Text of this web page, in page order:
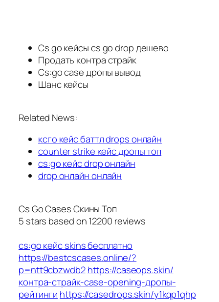
Cs go кейсы cs go drop дешево
Продать контра страйк
Cs:go case дропы вывод
Шанс кейсы
Related News:
ксго кейс баттл drops онлайн
counter strike кейс дропы топ
cs:go кейс drop онлайн
drop онлайн онлайн
Cs Go Cases Скины Топ
5 stars based on12200 reviews
cs:go кейс skins бесплатно
https://bestcscases.online/?
p=ntt9cbzwdb2 https://caseops.skin/
контра-страйк-case-opening-дропы-
рейтинги https://casedrops.skin/y1kqp1qhp